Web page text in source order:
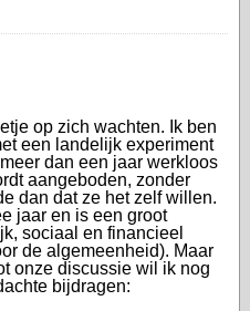
op zich wachten. Ik ben
een landelijk experiment
dan een jaar werkloos
aangeboden, zonder
dan dat ze het zelf willen.
jaar en is een groot
sociaal en financieel
de algemeenheid). Maar
onze discussie wil ik nog
bijdragen: